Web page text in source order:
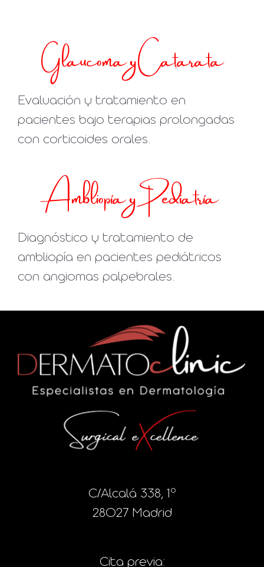
Glaucoma y Catarata
Evaluación y tratamiento en
pacientes bajo terapias prolongadas
con corticoides orales.
Ambliopía y Pediatría
Diagnóstico y tratamiento de
ambliopía en pacientes pediátricos
con angiomas palpebrales.
C/Alcalá 338, 1º
28027 Madrid
Cita previa: